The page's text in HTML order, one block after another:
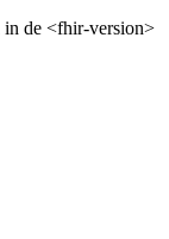
in de <fhir-version>